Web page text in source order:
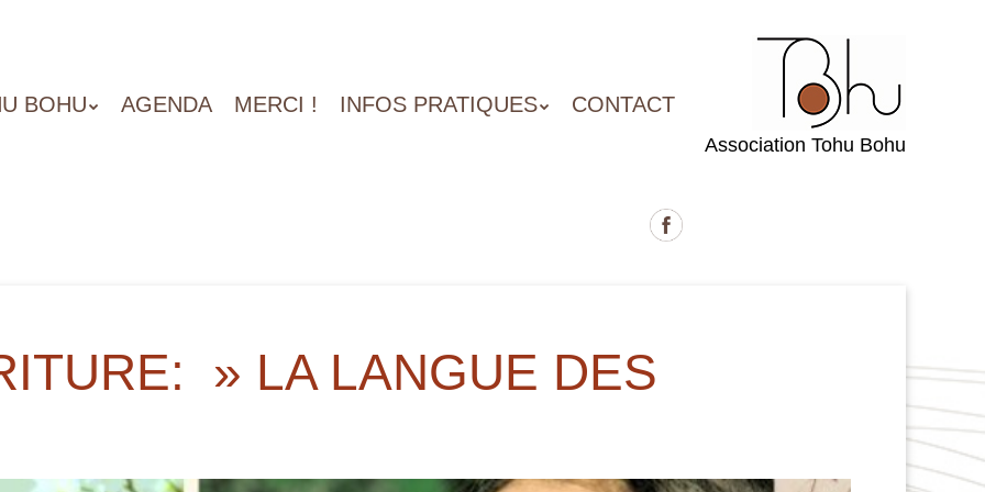
BOHU AGENDA MERCI ! INFOS PRATIQUES CONTACT
Association Tohu Bohu
» LA LANGUE DES